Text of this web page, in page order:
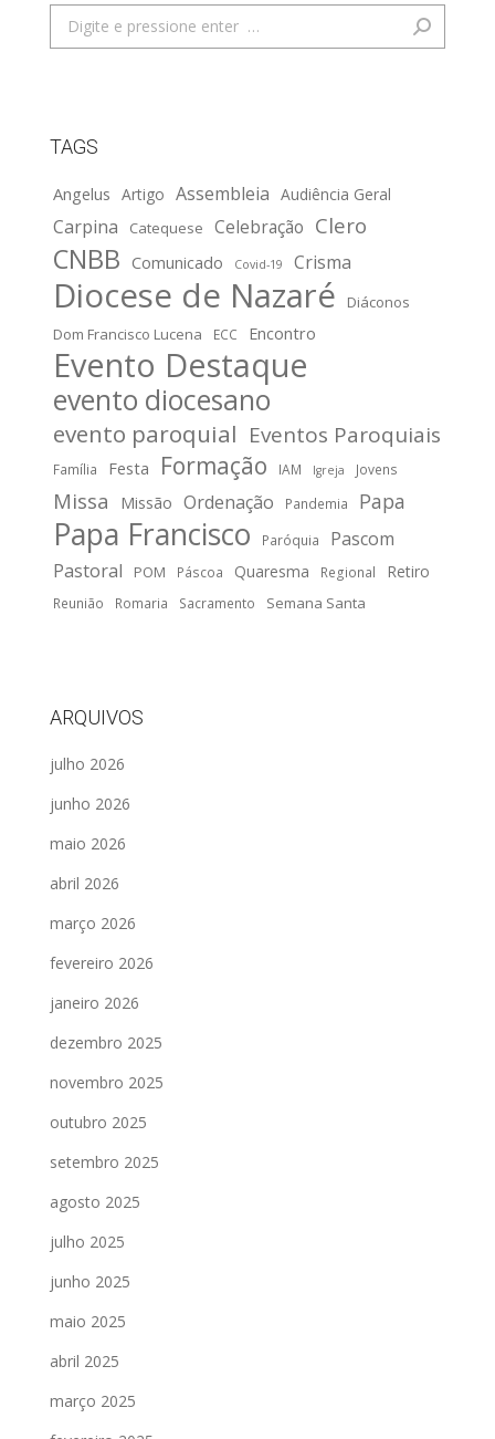
Search:
TAGS
Angelus Artigo Assembleia Audiência Geral
Carpina Catequese Celebração Clero
CNBB Comunicado Covid-19 Crisma
Diocese de Nazaré
Diáconos
Dom Francisco Lucena
ECC Encontro
Evento Destaque
evento diocesano
evento paroquial Eventos Paroquiais
Família Festa Formação IAM Igreja Jovens
Missa Missão Ordenação Pandemia Papa
Papa Francisco Paróquia
Pascom
Pastoral
POM Páscoa Quaresma Regional Retiro
Reunião Romaria Sacramento Semana Santa
ARQUIVOS
julho 2026
junho 2026
maio 2026
abril 2026
março 2026
fevereiro 2026
janeiro 2026
dezembro 2025
novembro 2025
outubro 2025
setembro 2025
agosto 2025
julho 2025
junho 2025
maio 2025
abril 2025
março 2025